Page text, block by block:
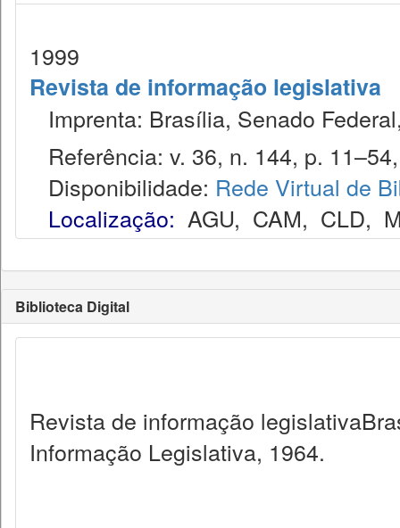
1999
Revista de informação legislativa
Imprenta: Brasília, Senado
Referência: v. 36, n. 144, p.
Disponibilidade: Rede Virtual de
Localização: AGU, CAM, CLD,
Biblioteca Digital
Revista de informação
Informação Legislativa, 1964.